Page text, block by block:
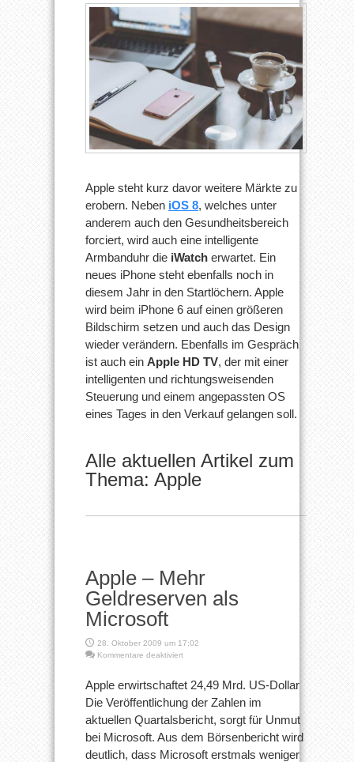
Apple steht kurz davor weitere Märkte zu
erobern. Neben iOS 8, welches unter
anderem auch den Gesundheitsbereich
forciert, wird auch eine intelligente
Armbanduhr die iWatch erwartet. Ein
neues iPhone steht ebenfalls noch in
diesem Jahr in den Startlöchern. Apple
wird beim iPhone 6 auf einen größeren
Bildschirm setzen und auch das Design
wieder verändern. Ebenfalls im Gespräch
ist auch ein Apple HD TV, der mit einer
intelligenten und richtungsweisenden
Steuerung und einem angepassten OS
eines Tages in den Verkauf gelangen soll.
Alle aktuellen Artikel zum
Thema: Apple
Apple – Mehr
Geldreserven als
Microsoft
28. Oktober 2009 um 17:02
Kommentare deaktiviertfür
Mehr
Geldreserven
Microsoft
Apple erwirtschaftet 24,49 Mrd. US-Dollar
Die Veröffentlichung der Zahlen im
aktuellen Quartalsbericht, sorgt für Unmut
bei Microsoft. Aus dem Börsenbericht wird
deutlich, dass Microsoft erstmals weniger